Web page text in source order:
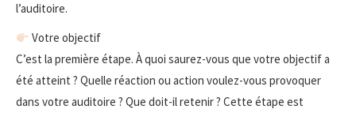
l’auditoire.
Votre objectif
C’est la première étape. À quoi saurez-vous que votre objectif a
été atteint ? Quelle réaction ou action voulez-vous provoquer
dans votre auditoire ? Que doit-il retenir ? Cette étape est